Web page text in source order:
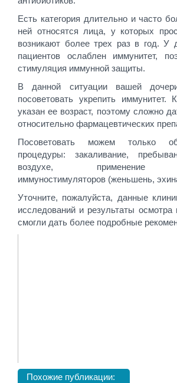
Есть категория длительно и часто
ней относятся лица, у которых
возникают более трех раз в год. У
пациентов ослаблен иммунитет,
стимуляция иммунной защиты.
В данной ситуации вашей
посоветовать укрепить
указан ее возраст, поэтому сложно
относительно фармацевтических
Посоветовать можем только
процедуры: закаливание,
воздухе, применение
иммуностимуляторов (женьшень,
Уточните, пожалуйста, данные
исследований и результаты
смогли дать более подробные
Похожие публикации: